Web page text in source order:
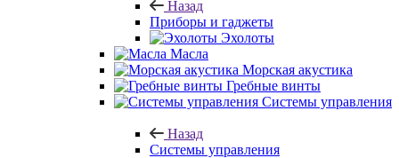
Назад
Приборы и гаджеты
Эхолоты
Масла
Морская акустика
Гребные винты
Системы управления
Назад
Системы управления